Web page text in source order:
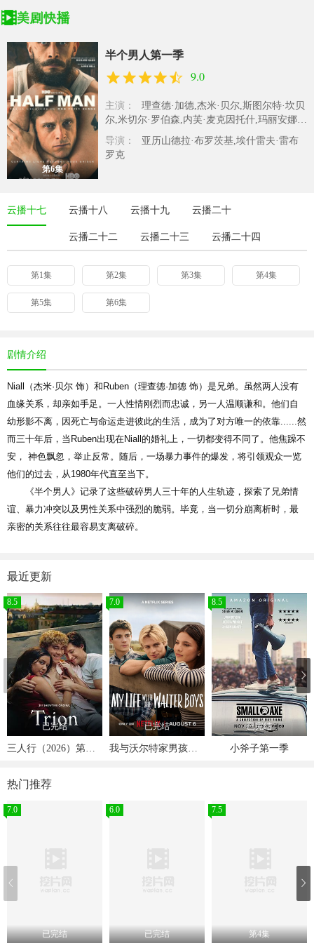
第6集
半个男人第一季
9.0
主演：
理查德·加德,杰米·贝尔,斯图尔特·坎贝
尔,米切尔·罗伯森,内芙·麦克因托什,玛丽安娜·
麦克沃尔,查理·德·梅洛,比拉..
导演：
亚历山德拉·布罗茨基,埃什雷夫·雷布
罗克
云播十七 云播十八 云播十九 云播二十
云播二十二 云播二十三 云播二十四
第1集 第2集 第3集 第4集
第5集 第6集
剧情介绍
Niall（杰米·贝尔 饰）和Ruben（理查德·加德 饰）是兄弟。虽然两人没有
血缘关系，却亲如手足。一人性情刚烈而忠诚，另一人温顺谦和。他们自
幼形影不离，因死亡与命运走进彼此的生活，成为了对方唯一的依靠......然
而三十年后，当Ruben出现在Niall的婚礼上，一切都变得不同了。他焦躁不
安， 神色飘忽，举止反常。随后，一场暴力事件的爆发，将引领观众一览
他们的过去，从1980年代直至当下。
《半个男人》记录了这些破碎男人三十年的人生轨迹，探索了兄弟情
谊、暴力冲突以及男性关系中强烈的脆弱。毕竟，当一切分崩离析时，最
亲密的关系往往最容易支离破碎。
最近更新
8.5
已完结
三人行（2026）第一季
7.0
已完结
我与沃尔特家男孩的生活第三季
8.5
已完结
小斧子第一季
热门推荐
7.0
已完结
6.0
已完结
7.5
第4集